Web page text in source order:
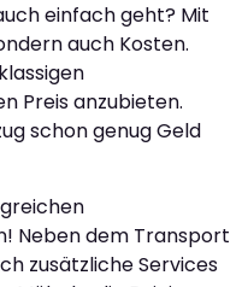
einfach geht? Mit
auch Kosten.
Preis anzubieten.
schon genug Geld
Neben dem Transport
zusätzliche Services